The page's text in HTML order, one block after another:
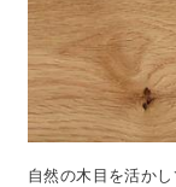
自然の木目を活か